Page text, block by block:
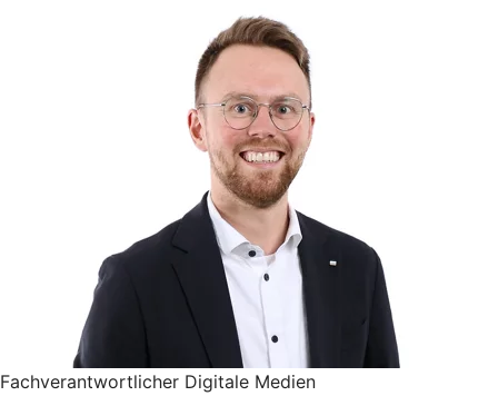
Fachverantwortlicher Digitale Medien